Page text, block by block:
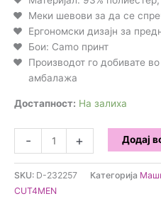
Меки шевови за да се
Ергономски дизајн за
Бои: Camo принт
Производот го добивате
амбалажа
Достапност: На залиха
-
CUT4MEN
-
Low
Rise
Brief
+ Додај
SKU: D-232257 Категорија
CUT4MEN